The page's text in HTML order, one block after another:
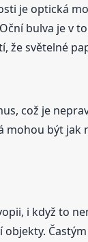
je optická
bulva je
že světelné
což je
mohou být
i když to